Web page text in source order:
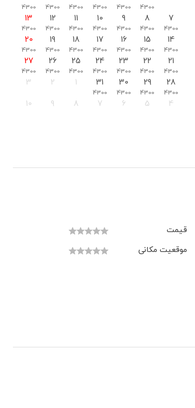
4300
4300
4300
4300
4300
4300
7
4300
8
4300
9
4300
10
4300
11
4300
12
4300
13
4300
14
4300
15
4300
16
4300
17
4300
18
4300
19
4300
20
4300
21
4300
22
4300
23
4300
24
4300
25
4300
26
4300
27
4300
28
4300
29
4300
30
4300
31
4300
1
2
3
4
5
6
7
8
9
10
قیمت
موقعیت مکانی